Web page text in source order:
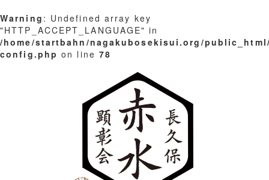
Warning : Undefined array key
"HTTP_ACCEPT_LANGUAGE" in
/home/startbahn/nagakubosekisui.org/
config.php on line 78